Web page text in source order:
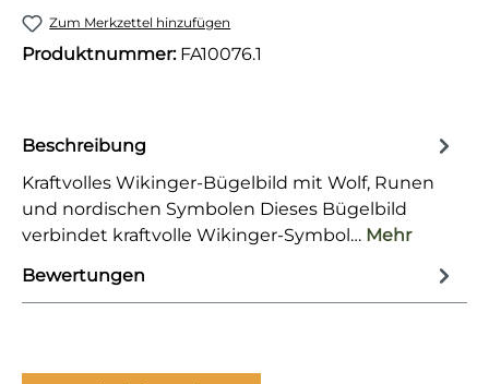
Zum Merkzettel hinzufügen
Produktnummer: FA10076.1
Beschreibung
Kraftvolles Wikinger-Bügelbild mit Wolf, Runen
und nordischen Symbolen Dieses Bügelbild
verbindet kraftvolle Wikinger-Symbol… Mehr
Bewertungen